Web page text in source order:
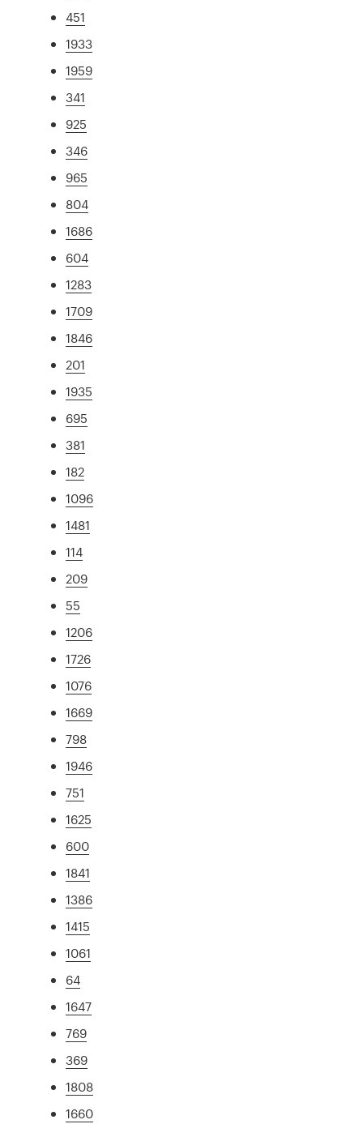
451
1933
1959
341
925
346
965
804
1686
604
1283
1709
1846
201
1935
695
381
182
1096
1481
114
209
55
1206
1726
1076
1669
798
1946
751
1625
600
1841
1386
1415
1061
64
1647
769
369
1808
1660